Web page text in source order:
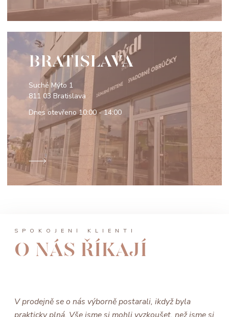
BRATISLAVA
Suché Mýto 1
811 03 Bratislava
Dnes otevřeno10:00 - 14:00
SPOKOJENÍ KLIENTI
O NÁS ŘÍKAJÍ
V prodejně se o nás výborně postarali, ikdyž byla
prakticky plná. Vše jsme si mohli vyzkoušet, než jsme si